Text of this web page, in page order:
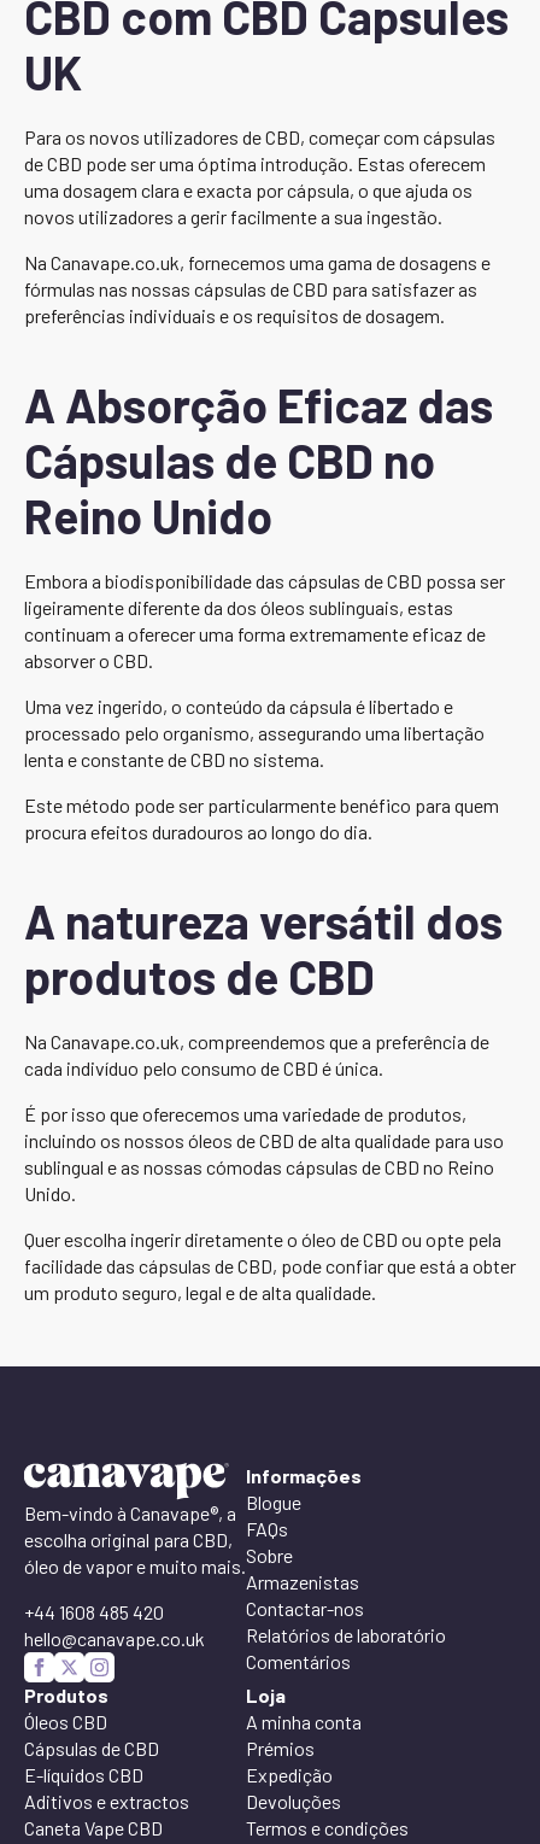
CBD com CBD Capsules
UK
Para os novos utilizadores de CBD, começar com cápsulas
de CBD pode ser uma óptima introdução. Estas oferecem
uma dosagem clara e exacta por cápsula, o que ajuda os
novos utilizadores a gerir facilmente a sua ingestão.
Na Canavape.co.uk, fornecemos uma gama de dosagens e
fórmulas nas nossas cápsulas de CBD para satisfazer as
preferências individuais e os requisitos de dosagem.
A Absorção Eficaz das
Cápsulas de CBD no
Reino Unido
Embora a biodisponibilidade das cápsulas de CBD possa ser
ligeiramente diferente da dos óleos sublinguais, estas
continuam a oferecer uma forma extremamente eficaz de
absorver o CBD.
Uma vez ingerido, o conteúdo da cápsula é libertado e
processado pelo organismo, assegurando uma libertação
lenta e constante de CBD no sistema.
Este método pode ser particularmente benéfico para quem
procura efeitos duradouros ao longo do dia.
A natureza versátil dos
produtos de CBD
Na Canavape.co.uk, compreendemos que a preferência de
cada indivíduo pelo consumo de CBD é única.
É por isso que oferecemos uma variedade de produtos,
incluindo os nossos óleos de CBD de alta qualidade para uso
sublingual e as nossas cómodas cápsulas de CBD no Reino
Unido.
Quer escolha ingerir diretamente o óleo de CBD ou opte pela
facilidade das cápsulas de CBD, pode confiar que está a obter
um produto seguro, legal e de alta qualidade.
Bem-vindo à Canavape®, a
escolha original para CBD,
óleo de vapor e muito mais.
+44 1608 485 420
hello@canavape.co.uk
Informações
Blogue
FAQs
Sobre
Armazenistas
Contactar-nos
Relatórios de laboratório
Comentários
Produtos
Óleos CBD
Cápsulas de CBD
E-líquidos CBD
Aditivos e extractos
Caneta Vape CBD
Loja
A minha conta
Prémios
Expedição
Devoluções
Termos e condições